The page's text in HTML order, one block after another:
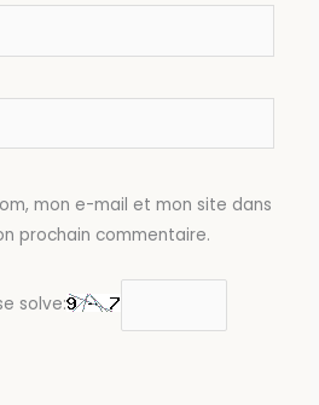
mon e-mail et mon site dans
prochain commentaire.
solve: